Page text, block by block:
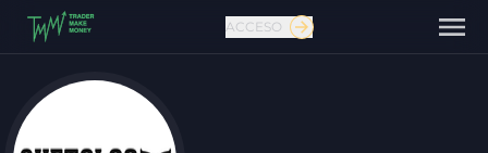
ACCESO